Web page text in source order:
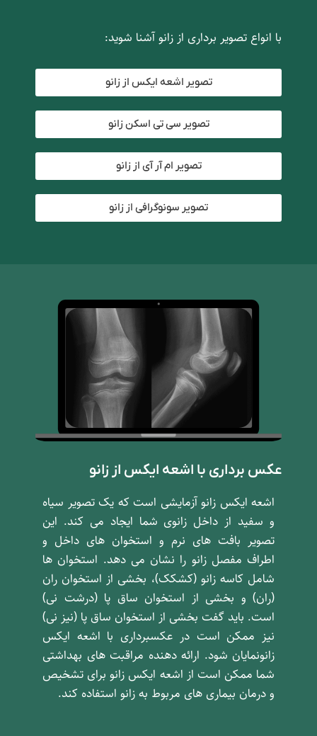
با انواع تصویر برداری از زانو آشنا شوید:
تصویر اشعه ایکس از زانو
تصویر سی تی اسکن زانو
تصویر ام آر آی از زانو
تصویر سونوگرافی از زانو
عکس برداری با اشعه ایکس از زانو
اشعه ایکس زانو آزمایشی است که یک تصویر سیاه
و سفید از داخل زانوی شما ایجاد می کند. این
تصویر بافت های نرم و استخوان های داخل و
اطراف مفصل زانو را نشان می دهد. استخوان ها
شامل کاسه زانو (کشکک)، بخشی از استخوان ران
(ران) و بخشی از استخوان ساق پا (درشت نی)
است. باید گفت بخشی از استخوان ساق پا (نیز نی)
نیز ممکن است در عکسبرداری با اشعه ایکس
زانونمایان شود. ارائه دهنده مراقبت های بهداشتی
شما ممکن است از اشعه ایکس زانو برای تشخیص
و درمان بیماری های مربوط به زانو استفاده کند.